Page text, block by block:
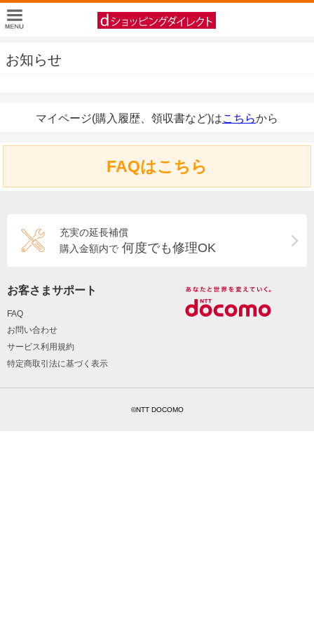
お知らせ
マイページ(購入履歴、領収書など)はこちらから
FAQはこちら
充実の延長補償
購入金額内で 何度でも修理OK
お客さまサポート
FAQ
お問い合わせ
サービス利用規約
特定商取引法に基づく表示
©NTT DOCOMO